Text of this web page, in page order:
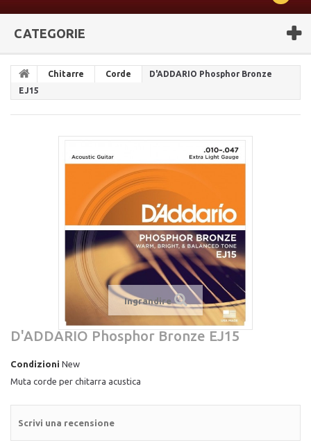
CATEGORIE
Chitarre Corde
D'ADDARIO Phosphor Bronze
EJ15
Ingrandire
D'ADDARIO Phosphor Bronze EJ15
Condizioni New
Muta corde per chitarra acustica
Scrivi una recensione